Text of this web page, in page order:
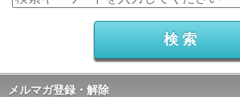
メルマガ登録・解除